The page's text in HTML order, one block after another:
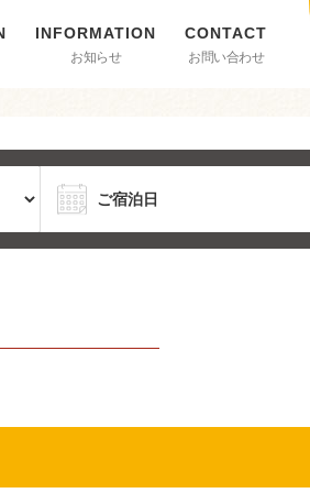
お知らせ お問い合わせ